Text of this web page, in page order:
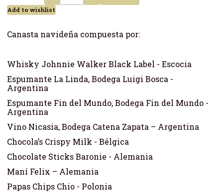
Add to wishlist
Canasta navideña compuesta por:
Whisky Johnnie Walker Black Label - Escocia
Espumante La Linda, Bodega Luigi Bosca -
Argentina
Espumante Fin del Mundo, Bodega Fin del Mundo -
Argentina
Vino Nicasia, Bodega Catena Zapata – Argentina
Chocola’s Crispy Milk - Bélgica
Chocolate Sticks Baronie - Alemania
Maní Felix – Alemania
Papas Chips Chio - Polonia